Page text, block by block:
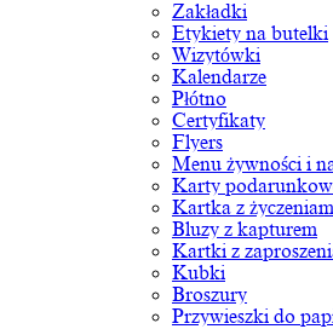
Zakładki
Etykiety na butelki
Wizytówki
Kalendarze
Płótno
Certyfikaty
Flyers
Menu żywności i
Karty
Kartka z
Bluzy z kapturem
Kartki z
Kubki
Broszury
Przywieszki do